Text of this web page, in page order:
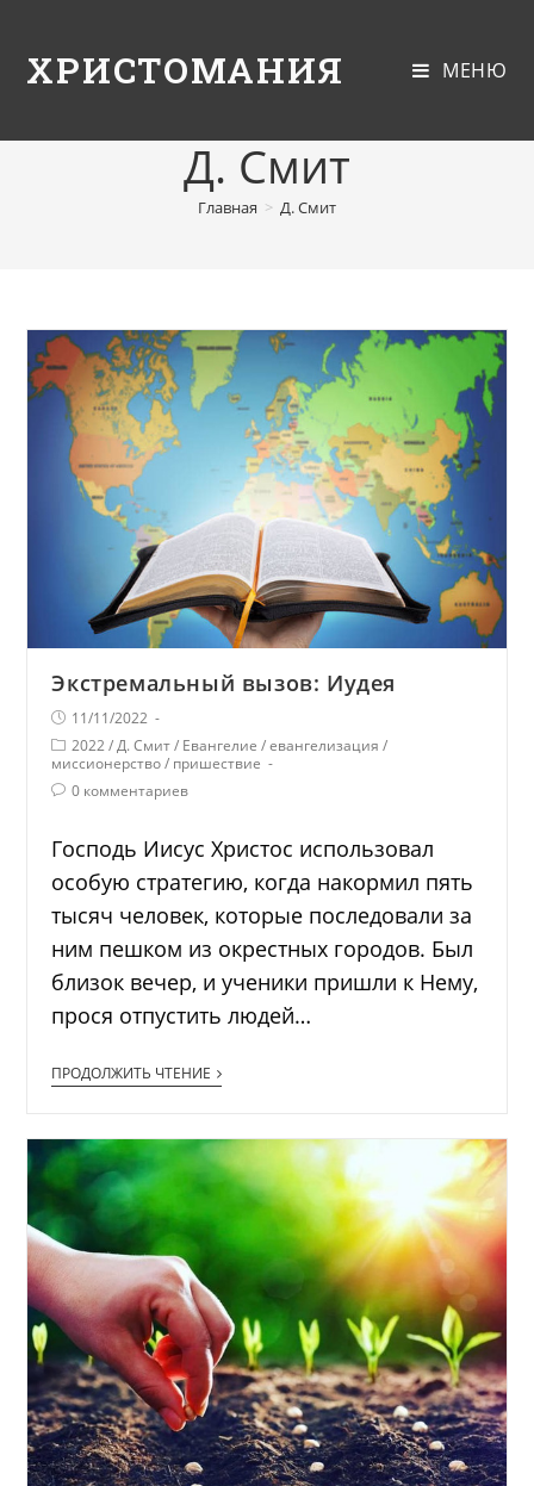
ХРИСТОМАНИЯ МЕНЮ
Д. Смит
Главная > Д. Смит
Экстремальный вызов: Иудея
11/11/2022
2022 / Д. Смит / Евангелие / евангелизация /
миссионерство / пришествие
0 комментариев
Господь Иисус Христос использовал
особую стратегию, когда накормил пять
тысяч человек, которые последовали за
ним пешком из окрестных городов. Был
близок вечер, и ученики пришли к Нему,
прося отпустить людей…
ПРОДОЛЖИТЬ ЧТЕНИЕ